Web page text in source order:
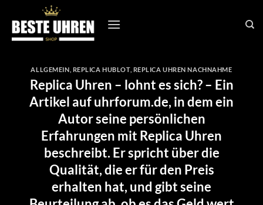
Inhalt
springen
ALLGEMEIN REPLICA HUBLOT, REPLICA UHREN NACHNAHME
Replica Uhren – lohnt es sich? – Ein
Artikel auf uhrforum.de, in dem ein
Autor seine persönlichen
Erfahrungen mit Replica Uhren
beschreibt. Er spricht über die
Qualität, die er für den Preis
erhalten hat, und gibt seine